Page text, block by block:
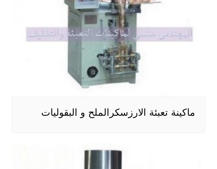
ماكينة تعبئة الارزسكرالملح و البقوليات